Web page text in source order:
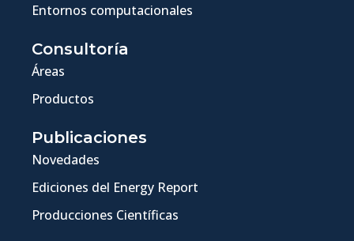
Entornos computacionales
Consultoría
Áreas
Productos
Publicaciones
Novedades
Ediciones del Energy Report
Producciones Científicas